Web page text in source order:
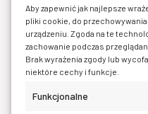
Aby zapewnić jak najlepsze
pliki cookie, do
urządzeniu. Zgoda na te
zachowanie podczas
Brak wyrażenia zgody lub
niektóre cechy i funkcje.
Funkcjonalne
Pn–Pt:
Sb:
Na stronie